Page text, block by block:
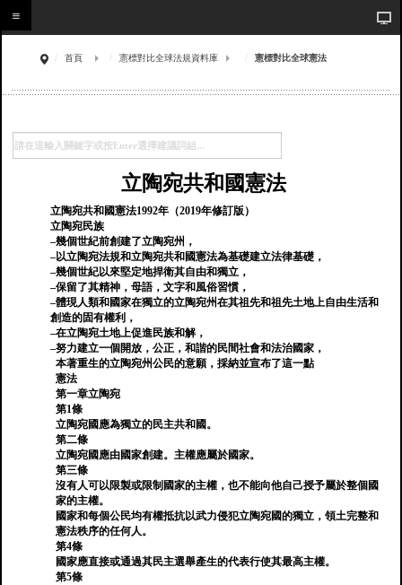
首頁 憲標對比全球法規資料庫 憲標對比全球憲法
立陶宛共和國憲法
立陶宛共和國憲法1992年（2019年修訂版）
立陶宛民族
–幾個世紀前創建了立陶宛州，
–以立陶宛法規和立陶宛共和國憲法為基礎建立法律基礎，
–幾個世紀以來堅定地捍衛其自由和獨立，
–保留了其精神，母語，文字和風俗習慣，
–體現人類和國家在獨立的立陶宛州在其祖先和祖先土地上自由生活和
創造的固有權利，
–在立陶宛土地上促進民族和解，
–努力建立一個開放，公正，和諧的民間社會和法治國家，
本著重生的立陶宛州公民的意願，採納並宣布了這一點
憲法
第一章立陶宛
第1條
立陶宛國應為獨立的民主共和國。
第二條
立陶宛國應由國家創建。主權應屬於國家。
第三條
沒有人可以限製或限制國家的主權，也不能向他自己授予屬於整個國
家的主權。
國家和每個公民均有權抵抗以武力侵犯立陶宛國的獨立，領土完整和
憲法秩序的任何人。
第4條
國家應直接或通過其民主選舉產生的代表行使其最高主權。
第5條